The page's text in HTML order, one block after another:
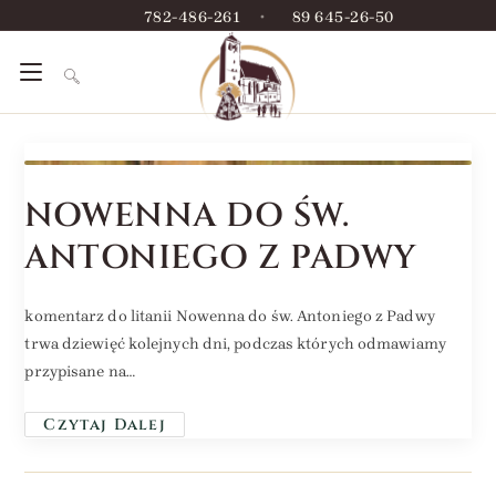
782-486-261 • 89 645-26-50
NOWENNA DO ŚW.
ANTONIEGO Z PADWY
komentarz do litanii Nowenna do św. Antoniego z Padwy
trwa dziewięć kolejnych dni, podczas których odmawiamy
przypisane na…
Czytaj Dalej